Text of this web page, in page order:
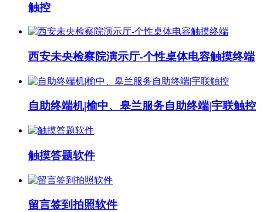
触控
西安未央检察院演示厅-个性桌体电容触摸终端
自助终端机|榆中、皋兰服务自助终端|宇联触控
触摸答题软件
留言签到拍照软件